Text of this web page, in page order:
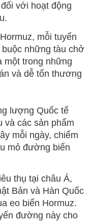
với hoạt động
mỗi tuyến
những tàu chở
một trong những
và dễ tổn thương
lượng Quốc tế
và các sản phẩm
mỗi ngày, chiếm
mỏ đường biển
thụ tại châu Á,
Bản và Hàn Quốc
eo biển Hormuz.
đường này cho